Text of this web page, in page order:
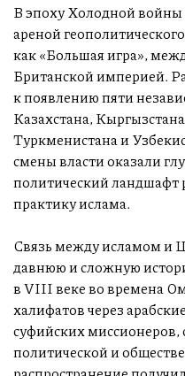
В эпоху Холодной войны
ареной
как «Большая игра»,
Британской империей.
к появлению пяти
Казахстана,
Туркменистана и
смены власти оказали
политический ландшафт
практику ислама.
Связь между исламом и
давнюю и сложную
в VIII веке во времена
халифатов через
суфийских миссионеров,
политической и